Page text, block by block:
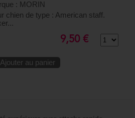
: MORIN
chien de type : American staff.
9,50 €
Ajouter au panier